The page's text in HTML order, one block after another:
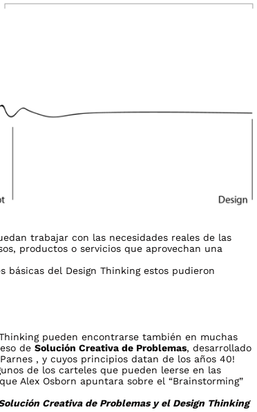
trabajar con las necesidades reales de las
productos o servicios que aprovechan una
básicas del Design Thinking estos pudieron
pueden encontrarse también en muchas
de Solución Creativa de Problemas, desarrollado
, y cuyos principios datan de los años 40!
de los carteles que pueden leerse en las
Alex Osborn apuntara sobre el “Brainstorming”
Creativa de Problemas y el Design Thinking